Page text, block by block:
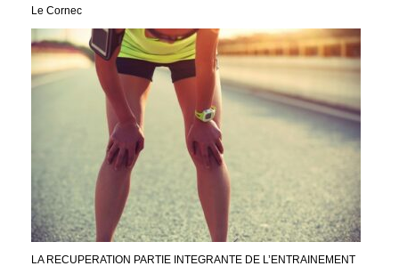
Le Cornec
LA RECUPERATION PARTIE INTEGRANTE DE L’ENTRAINEMENT